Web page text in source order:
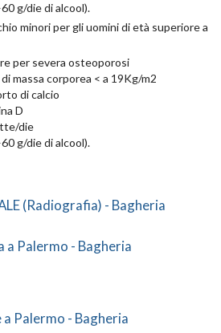
g/die di alcool).
minori per gli uomini di età superiore a
per severa osteoporosi
massa corporea < a 19Kg/m2
di calcio
D
die
g/die di alcool).
(Radiografia) - Bagheria
a Palermo - Bagheria
Palermo - Bagheria